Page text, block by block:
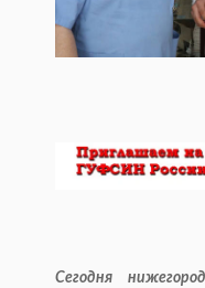
Сегодня